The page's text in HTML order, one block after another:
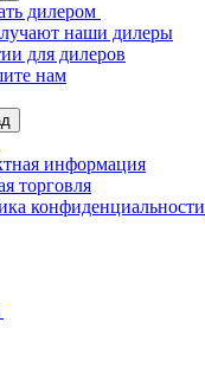
дилером
наши дилеры
для дилеров
нам
информация
торговля
конфиденциальности